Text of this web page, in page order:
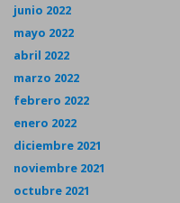
junio 2022
mayo 2022
abril 2022
marzo 2022
febrero 2022
enero 2022
diciembre 2021
noviembre 2021
octubre 2021